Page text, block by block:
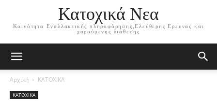
Κατοχικά Νεα
Κοινότητα Εναλλακτικής πληροφόρησης,Ελεύθερης Ερευνας και
χαρούμενης διάθεσης
Αρχική ΚΑΤΟΧΙΚΑ
ΚΑΤΟΧΙΚΑ